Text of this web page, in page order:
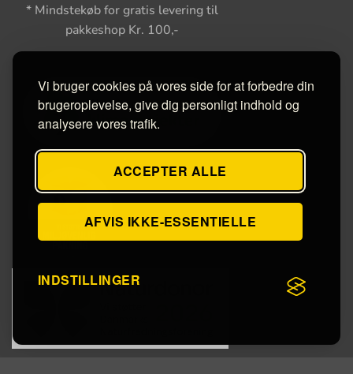
Vi bruger cookies på vores side for at forbedre din
brugeroplevelse, give dig personligt indhold og
analysere vores trafik.
ACCEPTER ALLE
AFVIS IKKE-ESSENTIELLE
INDSTILLINGER
* Mindstekøb for gratis levering til
pakkeshop Kr. 100,-